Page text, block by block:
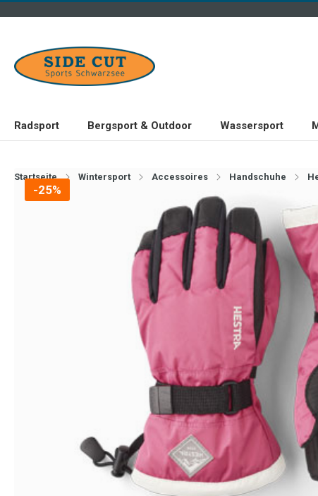
Radsport Bergsport & Outdoor Wassersport
Startseite Wintersport Accessoires Handschuhe
-25%